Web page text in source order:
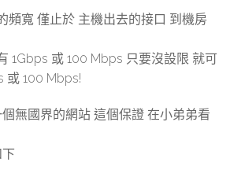
頻寬 僅止於 主機出去的接口 到機房
1Gbps 或 100 Mbps 只要沒設限 就可
或 100 Mbps!
無國界的網站 這個保證 在小弟弟看